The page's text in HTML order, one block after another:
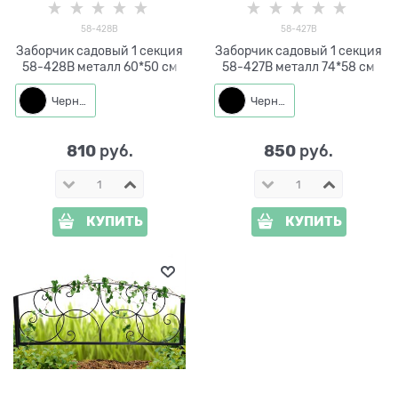
58-428B
Заборчик садовый 1 секция
58-428B металл 60*50 см
810 руб.
КУПИТЬ
58-427B
Заборчик садовый 1 секция
58-427B металл 74*58 см
850 руб.
КУПИТЬ